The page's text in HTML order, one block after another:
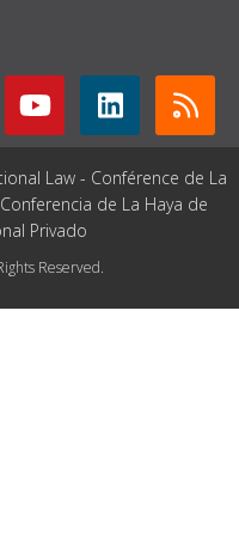
Law - Conférence de La
de La Haya de
Privado
Reserved.